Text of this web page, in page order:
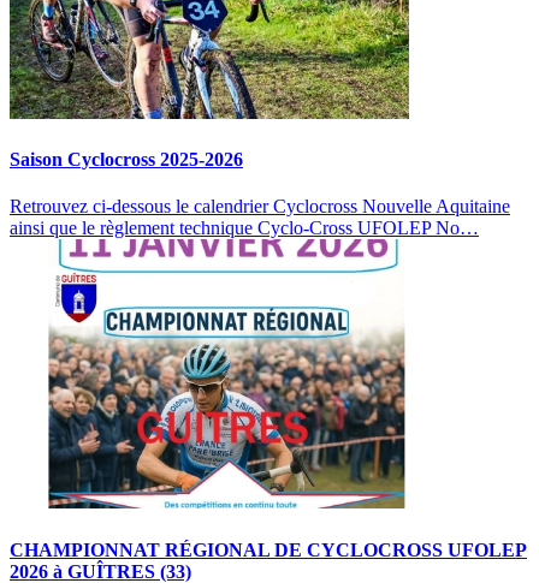
Saison Cyclocross 2025-2026
Retrouvez ci-dessous le calendrier Cyclocross Nouvelle Aquitaine
ainsi que le règlement technique Cyclo-Cross UFOLEP No…
CHAMPIONNAT RÉGIONAL DE CYCLOCROSS UFOLEP
2026 à GUÎTRES (33)